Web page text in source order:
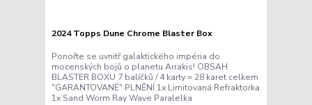
2024 Topps Dune Chrome Blaster Box
Ponořte se uvnitř galaktického impéria do
mocenských bojů o planetu Arrakis! OBSAH
BLASTER BOXU 7 balíčků / 4 karty = 28 karet celkem
"GARANTOVANÉ" PLNĚNÍ 1x Limitovaná Refraktorka
1x Sand Worm Ray Wave Paralelka